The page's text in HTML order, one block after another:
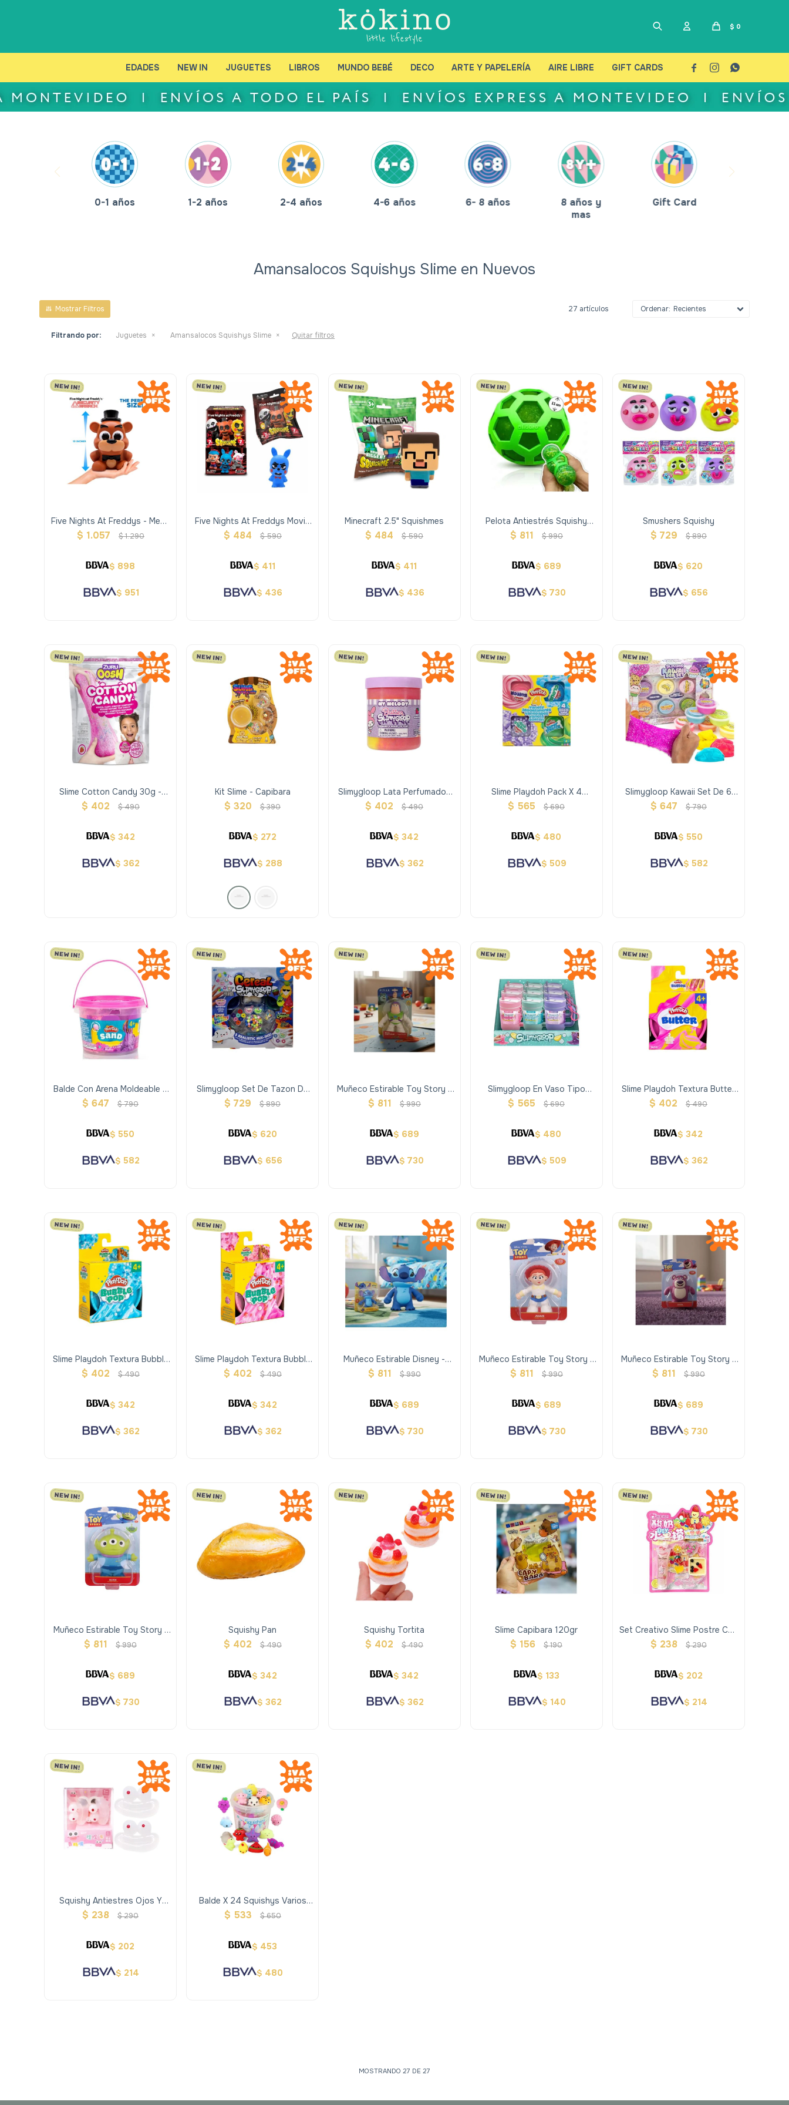
EDADES NEW IN JUGUETES LIBROS MUNDO BEBÉ DECO ARTE Y PAPELERÍA AIRE LIBRE GIFT CARDS
$ 0
  
0-1 años 1-2 años 2-4 años 4-6 años 6- 8 años
8 años y
mas
Gift Card
Amansalocos Squishys Slime en Nuevos
27 artículos Recientes
Filtrando por: Juguetes Amansalocos Squishys Slime Quitar filtros
Five Nights At Freddys - Mega
Squishme
$ 1.057 $1.290
$ 898
$ 951
Five Nights At Freddys Movie
2.5" Squishmes
$ 484 $ 590
$ 411
$ 436
Minecraft 2.5" Squishmes
$ 484 $ 590
$ 411
$ 436
Pelota Antiestrés Squishy
Brillante
$ 811 $990
$ 689
$ 730
Smushers Squishy
$ 729 $890
$ 620
$ 656
Slime Cotton Candy 30g -
Oosh
$ 402 $490
$ 342
$ 362
Kit Slime - Capibara
$ 320 $390
$ 272
$ 288
Slimygloop Lata Perfumados
Colores Surtidos
$ 402 $490
$ 342
$ 362
Slime Playdoh Pack X 4
Variedades
$ 565 $690
$ 480
$ 509
Slimygloop Kawaii Set De 6
Slimes
$ 647 $790
$ 550
$ 582
Balde Con Arena Moldeable Y
Estirable Sand 2 Colores
$ 647 $790
$ 550
$ 582
Slimygloop Set De Tazon De
Cereal Bowl Perfumado
$ 729 $890
$ 620
$ 656
Muñeco Estirable Toy Story -
Buzz Lightyear
$ 811 $990
$ 689
$ 730
Slimygloop En Vaso Tipo
Termico Colores Surtidos
$ 565 $690
$ 480
$ 509
Slime Playdoh Textura Butter
Mix 2 Colores
$ 402 $490
$ 342
$ 362
Slime Playdoh Textura Bubble
Pop Celeste
$ 402 $490
$ 342
$ 362
Slime Playdoh Textura Bubble
Pop Rosado
$ 402 $490
$ 342
$ 362
Muñeco Estirable Disney -
Stitch
$ 811 $990
$ 689
$ 730
Muñeco Estirable Toy Story -
Jessie
$ 811 $990
$ 689
$ 730
Muñeco Estirable Toy Story -
Lotso
$ 811 $990
$ 689
$ 730
Muñeco Estirable Toy Story -
Alien
$ 811 $990
$ 689
$ 730
Squishy Pan
$ 402 $490
$ 342
$ 362
Squishy Tortita
$ 402 $490
$ 342
$ 362
Slime Capibara 120gr
$ 156 $190
$ 133
$ 140
Set Creativo Slime Postre Con
Frutos
$ 238 $290
$ 202
$ 214
Squishy Antiestres Ojos Y
Boca 2 Pcs
$ 238 $290
$ 202
$ 214
Balde X 24 Squishys Varios
Colores Y Diseños
$ 533 $650
$ 453
$ 480
MOSTRANDO 27 DE 27